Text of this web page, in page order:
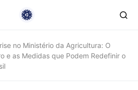
no Ministério da Agricultura: O
e as Medidas que Podem Redefinir o